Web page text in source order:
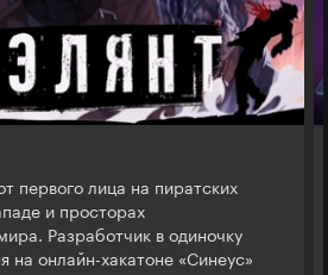
первого лица на пиратских
и просторах
Разработчик в одиночку
на онлайн-хакатоне «Синеус»